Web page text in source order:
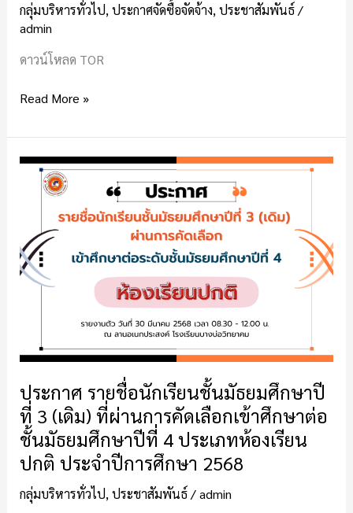
กลุ่มบริหารทั่วไป,ประกาศจัดซื้อจัดจ้าง,ประชาสัมพันธ์/
admin
ดาวน์โหลด TOR
ศึกษา
2569
วิธี
เลือก
Read More »
ประกาศ รายชื่อนักเรียนชั้นมัธยมศึกษาปี
ที่ 3 (เดิม) ที่ผ่านการคัดเลือกเข้าศึกษาต่อ
ชั้นมัธยมศึกษาปีที่ 4 ประเภทห้องเรียน
ปกติ ประจำปีการศึกษา 2568
กลุ่มบริหารทั่วไป, ประชาสัมพันธ์/admin
ประกาศ
นักเรียน
ชั้น
มัธยมศึกษา
(เดิม)
ที่
ผ่าน
การ
คัด
เลือก
เข้า
ต่อ